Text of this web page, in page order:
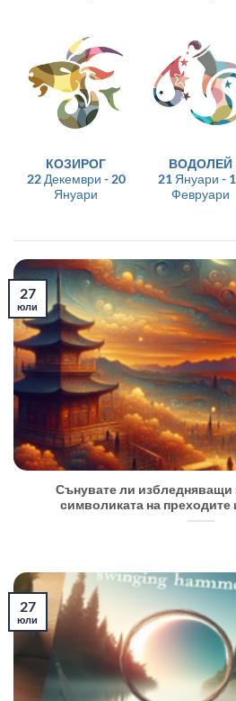
КОЗИРОГ
22 Декември - 20
Януари
ВОДОЛЕЙ
21 Януари -
Февруари
Сънувате ли избледняващи
символиката на преходите
27
юли
27
юли